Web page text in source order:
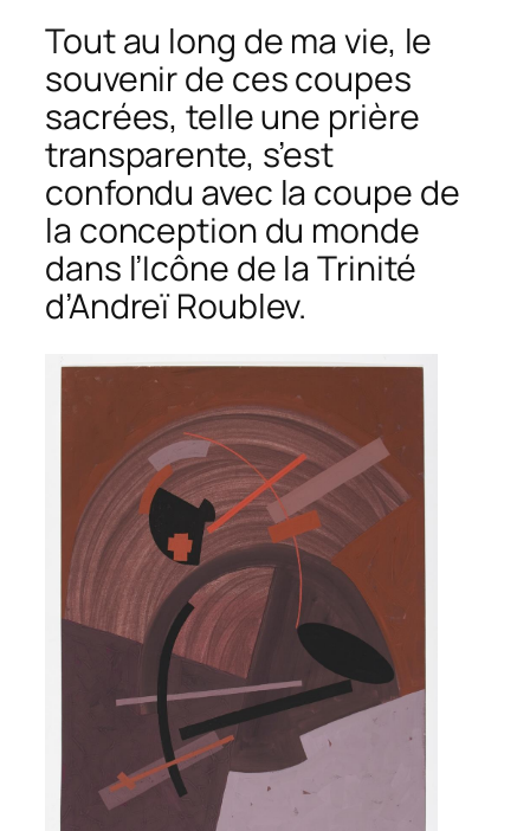
Tout au long de ma vie, le
souvenir de ces coupes
sacrées, telle une prière
transparente, s’est
confondu avec la coupe de
la conception du monde
dans l’Icône de la Trinité
d’Andreï Roublev.